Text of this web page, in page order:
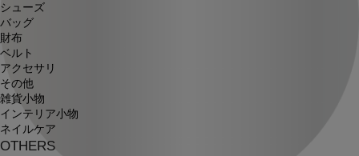
シューズ
バッグ
財布
ベルト
アクセサリ
その他
雑貨小物
インテリア小物
ネイルケア
OTHERS